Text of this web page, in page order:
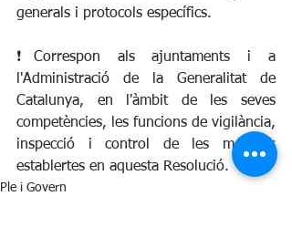
generals i protocols específics.
❗Correspon als ajuntaments i a
l'Administració de la Generalitat de
Catalunya, en l'àmbit de les seves
competències, les funcions de vigilància,
inspecció i control de les mesures
establertes en aquesta Resolució.
Ple i Govern